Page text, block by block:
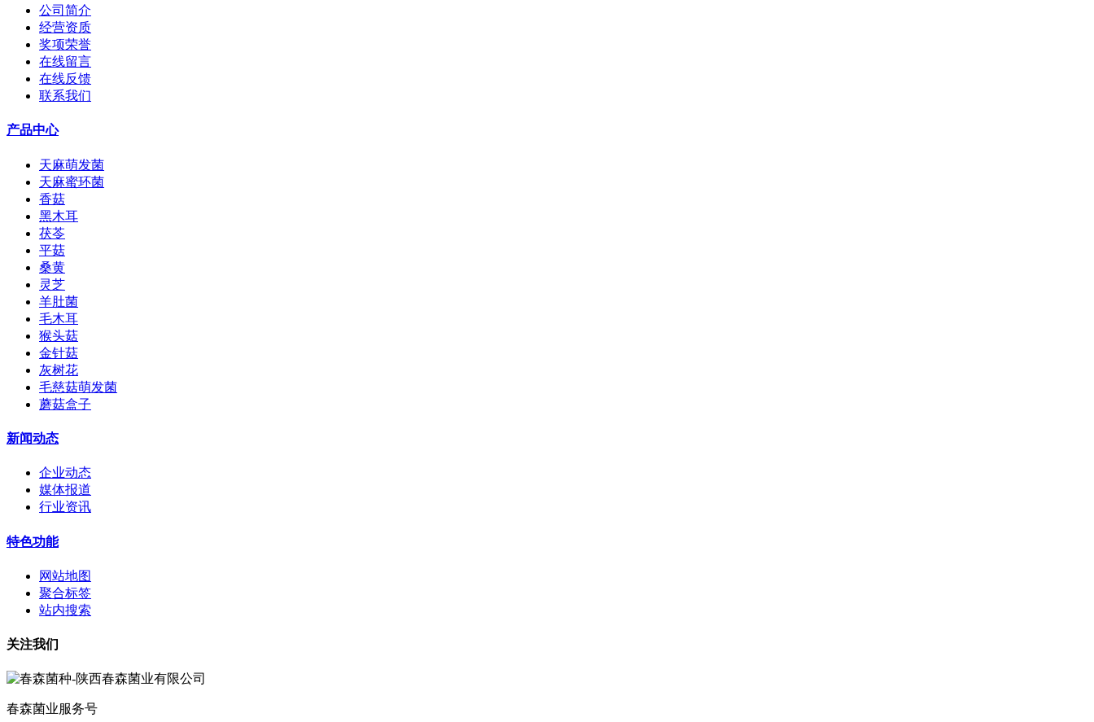
公司简介
经营资质
奖项荣誉
在线留言
在线反馈
联系我们
产品中心
天麻萌发菌
天麻蜜环菌
香菇
黑木耳
茯苓
平菇
桑黄
灵芝
羊肚菌
毛木耳
猴头菇
金针菇
灰树花
毛慈菇萌发菌
蘑菇盒子
新闻动态
企业动态
媒体报道
行业资讯
特色功能
网站地图
聚合标签
站内搜索
关注我们
春森菌业服务号